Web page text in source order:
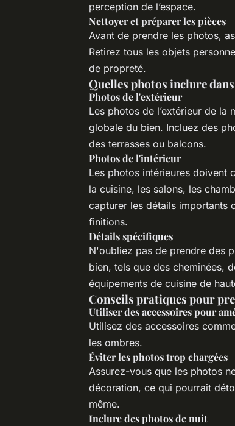
perception de l’espace.
Nettoyer et préparer les pièces
Avant de prendre les photos,
Retirez tous les objets
de propreté.
Quelles photos inclure
Photos de l'extérieur
Les photos de l’extérieur de
globale du bien. Incluez des
des terrasses ou balcons.
Photos de l'intérieur
Les photos intérieures doivent
la cuisine, les salons, les
capturer les détails importants
finitions.
Détails spécifiques
N'oubliez pas de prendre des
bien, tels que des cheminées,
équipements de cuisine de
Conseils pratiques pour
Utiliser des accessoires pour
Utilisez des accessoires
les ombres.
Éviter les photos trop chargées
Assurez-vous que les photos
décoration, ce qui pourrait
même.
Inclure des photos de nuit